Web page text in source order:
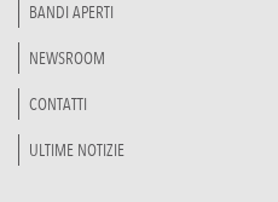
BANDI APERTI
NEWSROOM
CONTATTI
ULTIME NOTIZIE